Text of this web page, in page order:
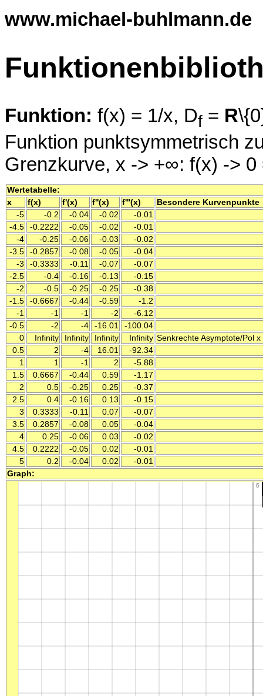
www.michael-buhlmann.de
Funktion: f(x) = 1/x, Df = R
Funktion punktsymmetrisch
Grenzkurve, x -> +∞: f(x) ->
Wertetabelle:
x
f(x) f'(x) f''(x) f'''(x)
Besondere Kurvenpunkte
-5
-0.2 -0.04 -0.02
-0.01
-4.5
-0.2222 -0.05 -0.02
-0.01
-4
-0.25 -0.06 -0.03
-0.02
-3.5
-0.2857 -0.08 -0.05
-0.04
-3
-0.3333 -0.11 -0.07
-0.07
-2.5
-0.4 -0.16 -0.13
-0.15
-2
-0.5 -0.25 -0.25
-0.38
-1.5
-0.6667 -0.44 -0.59
-1.2
-1
-1 -1 -2
-6.12
-0.5
-2 -4 -16.01
-100.04
0
Infinity Infinity Infinity Infinity Senkrechte Asymptote/Pol
0.5
2 -4 16.01
-92.34
1
1 -1 2
-5.88
1.5
0.6667 -0.44 0.59
-1.17
2
0.5 -0.25 0.25
-0.37
2.5
0.4 -0.16 0.13
-0.15
3
0.3333 -0.11 0.07
-0.07
3.5
0.2857 -0.08 0.05
-0.04
4
0.25 -0.06 0.03
-0.02
4.5
0.2222 -0.05 0.02
-0.01
5
0.2 -0.04 0.02
-0.01
Graph: